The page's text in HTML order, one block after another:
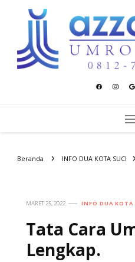
Azzamku
Beranda INFO DUA KOTA SUCI
MARET 25, 2022 INFO DUA KOTA
Tata Cara
Lengkap.